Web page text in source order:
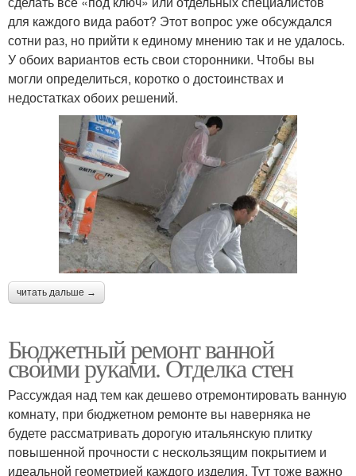
для каждого вида работ? Этот вопрос уже обсуждался
сотни раз, но прийти к единому мнению так и не удалось.
У обоих вариантов есть свои сторонники. Чтобы вы
могли определиться, коротко о достоинствах и
недостатках обоих решений.
читать дальше →
Бюджетный ремонт ванной
своими руками. Отделка стен
Рассуждая над тем как дешево отремонтировать ванную
комнату, при бюджетном ремонте вы наверняка не
будете рассматривать дорогую итальянскую плитку
повышенной прочности с нескользящим покрытием и
идеальной геометрией каждого изделия. Тут тоже важно